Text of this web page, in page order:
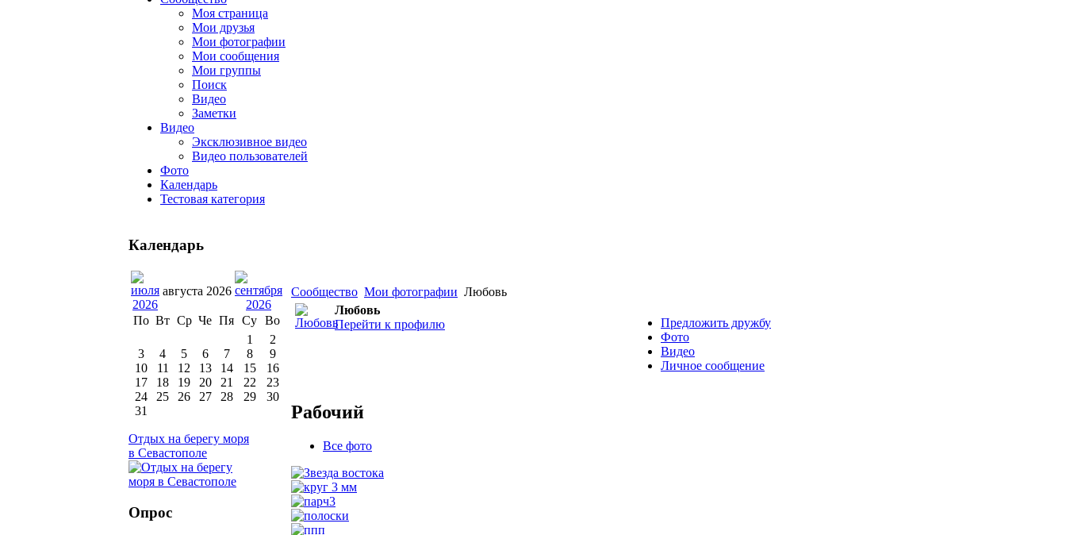
Моя страница
Мои друзья
Мои фотографии
Мои сообщения
Мои группы
Поиск
Видео
Заметки
Видео
Эксклюзивное видео
Видео пользователей
Фото
Календарь
Тестовая категория
Сообщество Мои фотографии Любовь
Любовь
Перейти к профилю
Предложить дружбу
Фото
Видео
Личное сообщение
Рабочий
Все фото
Календарь
августа 2026
По Вт Ср Че Пя Су Во
1
2
3
4 5 6 7 8
9
10
11 12 13 14 15
16
17
18 19 20 21 22
23
24
25 26 27 28 29
30
31
Отдых на берегу моря
в Севастополе
Опрос